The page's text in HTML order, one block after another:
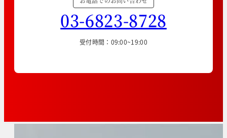
03-6823-8728
受付時間：09:00~19:00